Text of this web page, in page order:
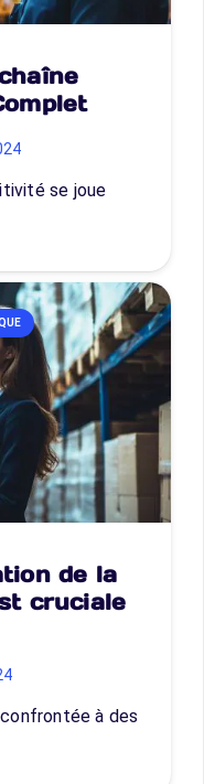
se joue
de la
cruciale
à des